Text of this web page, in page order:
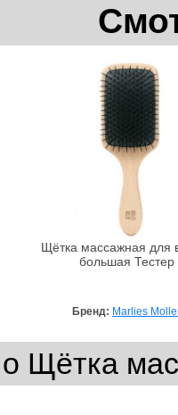
Щётка массажная для
большая Тестер
Бренд: Marlies
о Щётка